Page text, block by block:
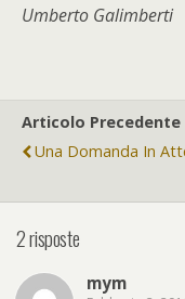
Umberto Galimberti
Articolo Precedente
Una Domanda In
2 risposte
mym